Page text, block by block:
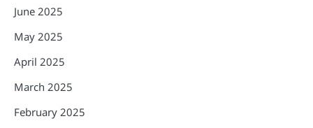
June 2025
May 2025
April 2025
March 2025
February 2025